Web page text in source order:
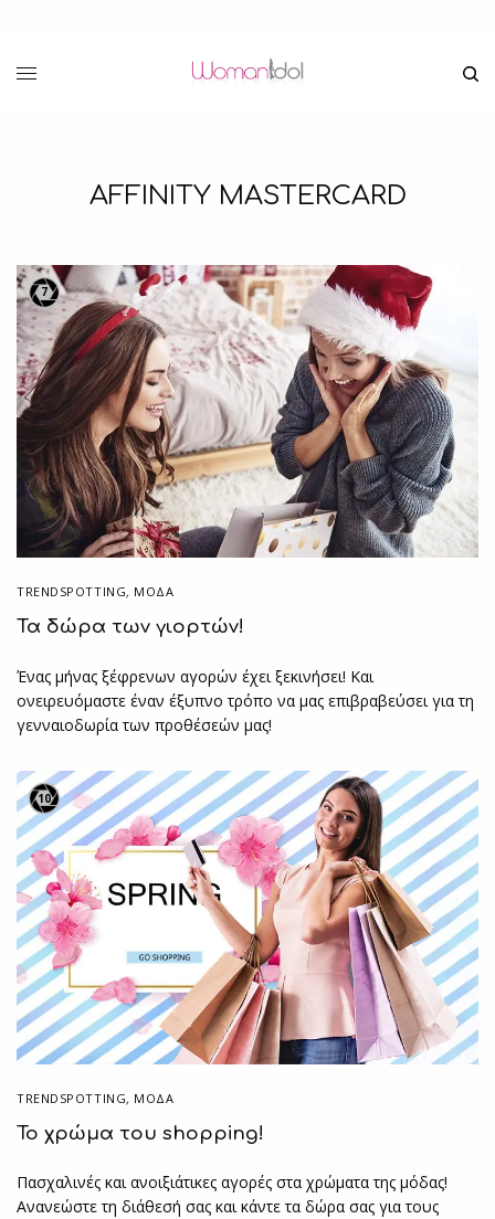
AFFINITY MASTERCARD
7
TRENDSPOTTING, ΜΟΔΑ
Τα δώρα των γιορτών!
Ένας μήνας ξέφρενων αγορών έχει ξεκινήσει! Kαι
ονειρευόμαστε έναν έξυπνο τρόπο να μας επιβραβεύσει για τη
γενναιοδωρία των προθέσεών μας!
10
TRENDSPOTTING, ΜΟΔΑ
Το χρώμα του shopping!
Πασχαλινές και ανοιξιάτικες αγορές στα χρώματα της μόδας!
Ανανεώστε τη διάθεσή σας και κάντε τα δώρα σας για τους